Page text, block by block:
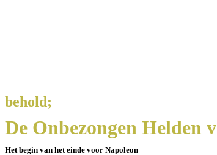
behold;
De Onbezongen Helden
Het begin van het einde voor Napoleon